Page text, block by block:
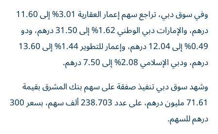
وفي سوق دبي، تراجع سهم إعمار العقارية 3.01% إلى 11.60
درهم، والإمارات دبي الوطني 1.62% إلى 31.50 درهم، ودو
0.49% إلى 12.04 درهم، وإعمار للتطوير 1.44% إلى 13.60
درهم، ودبي الإسلامي 2.08% إلى 7.50 درهم.
وشهد سوق دبي تنفيذ صفقة على سهم بنك المشرق بقيمة
71.61 مليون درهم، على عدد 238.703 ألف سهم، بسعر 300
درهم للسهم.